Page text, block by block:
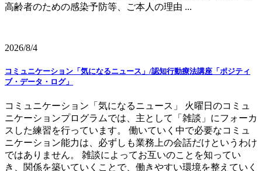
高齢者のための感染予防等、ご本人の理由 ...
2026/8/4
コミュニケーション「気になるニュース」/認知行動療法講座「ポジティ
ブ・データ・ログ」
コミュニケーション「気になるニュース」 火曜日のコミュ
ニケーションプログラムでは、主として「雑談」にフォーカ
スした練習を行っています。 働いていく中で必要なコミュ
ニケーション能力は、必ずしも業務上の会話だけというわけ
ではありません。 雑談によってお互いのことを知ってい
き、関係を築いていくことで、働きやすい環境を整えていく